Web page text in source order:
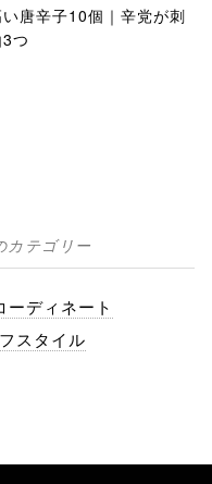
唐辛子10個｜辛党が刺
つ
カテゴリー
ーディネート
スタイル